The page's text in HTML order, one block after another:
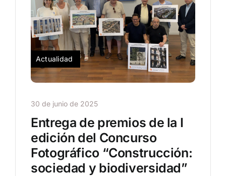
Tendencias
Actualidad
30 de junio de 2025
Entrega de premios de la I
edición del Concurso
Fotográfico “Construcción:
sociedad y biodiversidad”